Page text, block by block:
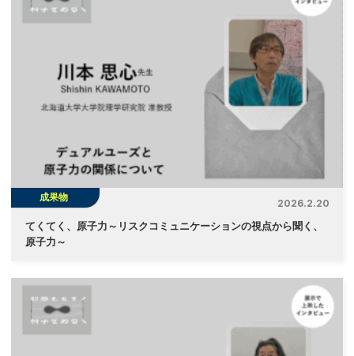
成果物
2026.2.20
てくてく、原子力～リスクコミュニケーションの視点から聞く、
原子力～